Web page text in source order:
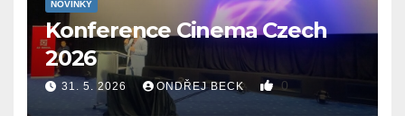
NOVINKY
Konference Cinema Czech
2026
31. 5. 2026 ONDŘEJ BECK 0